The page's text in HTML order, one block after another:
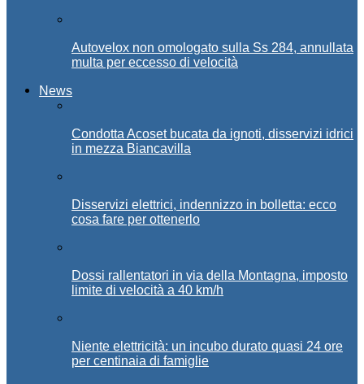
Autovelox non omologato sulla Ss 284, annullata
multa per eccesso di velocità
News
Condotta Acoset bucata da ignoti, disservizi idrici
in mezza Biancavilla
Disservizi elettrici, indennizzo in bolletta: ecco
cosa fare per ottenerlo
Dossi rallentatori in via della Montagna, imposto
limite di velocità a 40 km/h
Niente elettricità: un incubo durato quasi 24 ore
per centinaia di famiglie